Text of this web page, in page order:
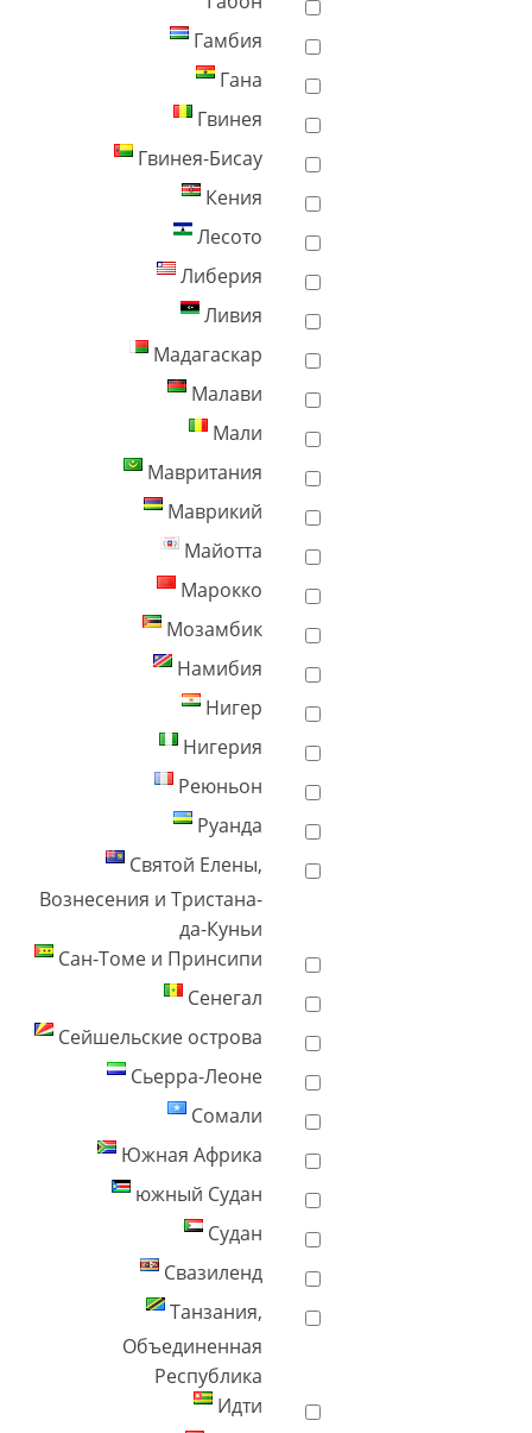
Гамбия
Гана
Гвинея
Гвинея-Бисау
Кения
Лесото
Либерия
Ливия
Мадагаскар
Малави
Мали
Мавритания
Маврикий
Майотта
Марокко
Мозамбик
Намибия
Нигер
Нигерия
Реюньон
Руанда
Святой Елены,
Вознесения и Тристана-
да-Куньи
Сан-Томе и Принсипи
Сенегал
Сейшельские острова
Сьерра-Леоне
Сомали
Южная Африка
южный Судан
Судан
Свазиленд
Танзания,
Объединенная
Республика
Идти